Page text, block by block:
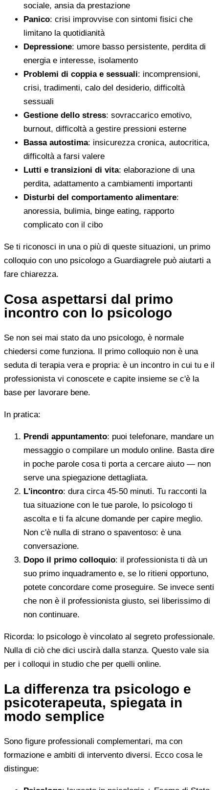
sociale, ansia da prestazione
Panico: crisi improvvise con sintomi fisici che
limitano la quotidianità
Depressione: umore basso persistente, perdita di
energia e interesse, isolamento
Problemi di coppia e sessuali: incomprensioni,
crisi, tradimenti, calo del desiderio, difficoltà
sessuali
Gestione dello stress: sovraccarico emotivo,
burnout, difficoltà a gestire pressioni esterne
Bassa autostima: insicurezza cronica, autocritica,
difficoltà a farsi valere
Lutti e transizioni di vita: elaborazione di una
perdita, adattamento a cambiamenti importanti
Disturbi del comportamento alimentare:
anoressia, bulimia, binge eating, rapporto
complicato con il cibo
Se ti riconosci in una o più di queste situazioni, un primo
colloquio con uno psicologo a Guardiagrele può aiutarti a
fare chiarezza.
Cosa aspettarsi dal primo
incontro con lo psicologo
Se non sei mai stato da uno psicologo, è normale
chiedersi come funziona. Il primo colloquio non è una
seduta di terapia vera e propria: è un incontro in cui tu e il
professionista vi conoscete e capite insieme se c'è la
base per lavorare bene.
In pratica:
Prendi appuntamento: puoi telefonare, mandare un
messaggio o compilare un modulo online. Basta dire
in poche parole cosa ti porta a cercare aiuto — non
serve una spiegazione dettagliata.
L'incontro: dura circa 45-50 minuti. Tu racconti la
tua situazione con le tue parole, lo psicologo ti
ascolta e ti fa alcune domande per capire meglio.
Non c'è nulla di strano o spaventoso: è una
conversazione.
Dopo il primo colloquio: il professionista ti dà un
suo primo inquadramento e, se lo ritieni opportuno,
potete concordare come proseguire. Se invece senti
che non è il professionista giusto, sei liberissimo di
non continuare.
Ricorda: lo psicologo è vincolato al segreto professionale.
Nulla di ciò che dici uscirà dalla stanza. Questo vale sia
per i colloqui in studio che per quelli online.
La differenza tra psicologo e
psicoterapeuta, spiegata in
modo semplice
Sono figure professionali complementari, ma con
formazione e ambiti di intervento diversi. Ecco cosa le
distingue: